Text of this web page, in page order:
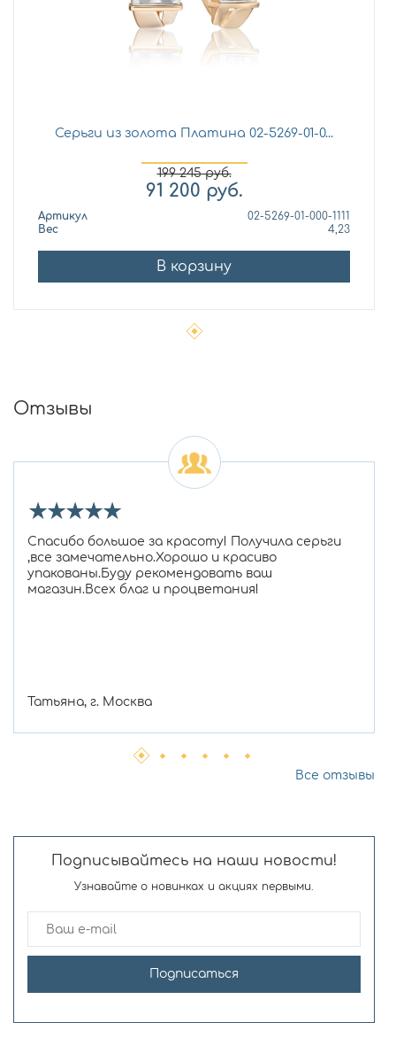
Серьги из золота Платина 02-5269-01-0...
199 245руб.
91 200 руб.
Артикул
02-5269-01-000-1111
Вес
4,23
В корзину
Отзывы
★★★★★
Спасибо большое за красоту! Получила серьги
,все замечательно.Хорошо и красиво
упакованы.Буду рекомендовать ваш
магазин.Всех благ и процветания!
Татьяна, г. Москва
Все отзывы
Подписывайтесь на наши новости!
Узнавайте о новинках и акциях первыми.
Подписаться